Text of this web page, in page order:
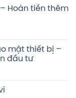
Hoàn tiền thêm
mật thiết bị –
đầu tư